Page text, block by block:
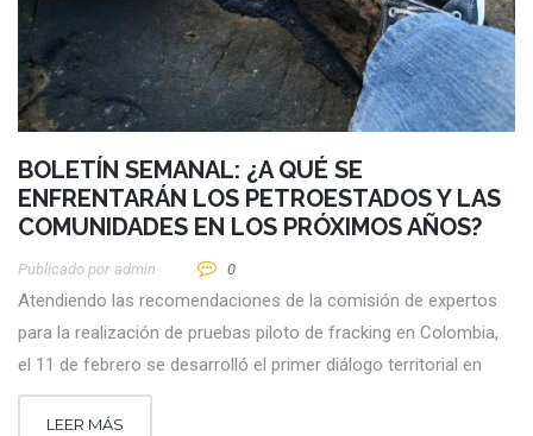
BOLETÍN SEMANAL: ¿A QUÉ SE
ENFRENTARÁN LOS PETROESTADOS Y LAS
COMUNIDADES EN LOS PRÓXIMOS AÑOS?
Publicado por Admin 0
Atendiendo las recomendaciones de la comisión de expertos
para la realización de pruebas piloto de fracking en Colombia,
el 11 de febrero se desarrolló el primer diálogo territorial en
LEER MÁS